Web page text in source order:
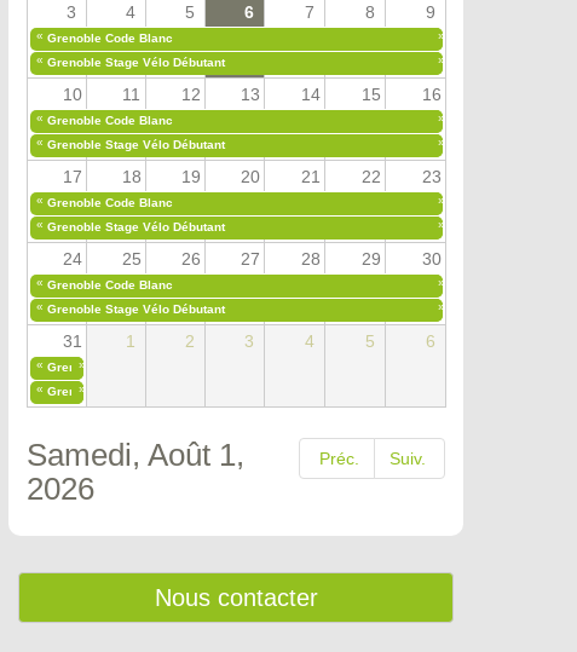
3 4 5 6 7 8 9
« Grenoble Code Blanc
»
« Grenoble Stage Vélo Débutant »
10 11 12 13 14 15 16
« Grenoble Code Blanc
»
« Grenoble Stage Vélo Débutant »
17 18 19 20 21 22 23
« Grenoble Code Blanc
»
« Grenoble Stage Vélo Débutant »
24 25 26 27 28 29 30
« Grenoble Code Blanc
»
« Grenoble Stage Vélo Débutant »
31 1 2 3 4 5 6
« Grenoble Code Blanc
»
« Grenoble Stage Vélo Débutant
»
Préc. Suiv.
Samedi, Août 1,
2026
Nous contacter